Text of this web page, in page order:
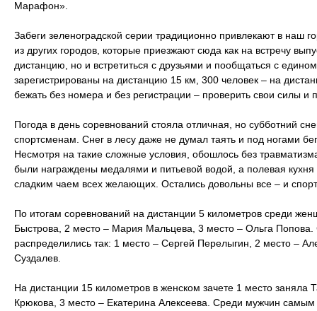
Марафон».
Забеги зеленоградской серии традиционно привлекают в наш
из других городов, которые приезжают сюда как на встречу
дистанцию, но и встретиться с друзьями и пообщаться с
зарегистрированы на дистанцию 15 км, 300 человек – на
бежать без номера и без регистрации – проверить свои силы и
Погода в день соревнований стояла отличная, но субботний
спортсменам. Снег в лесу даже не думал таять и под ногами
Несмотря на такие сложные условия, обошлось без
были награждены медалями и питьевой водой, а полевая
сладким чаем всех желающих. Остались довольны все – и
По итогам соревнований на дистанции 5 километров среди
Быстрова, 2 место – Мария Мальцева, 3 место – Ольга
распределились так: 1 место – Сергей Перелыгин, 2 место –
Суздалев.
На дистанции 15 километров в женском зачете 1 место
Крюкова, 3 место – Екатерина Алексеева. Среди мужчин